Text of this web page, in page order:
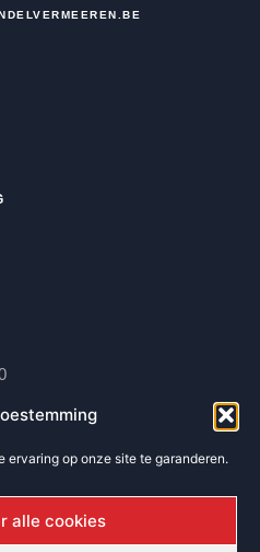
ervaring op onze site te garanderen.
alle cookies
/ 18u30 - 20u00